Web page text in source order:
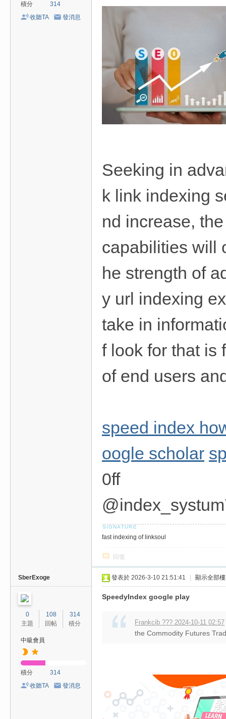
積分
314
收聽TA
發消息
Seeking in
k link indexing
nd increase,
capabilities will
he strength of
y url indexing
take in
f look for that is
of end users
speed index
oogle scholar
0ff
fast indexing of linksoul
回復
SberExoge
0
主題
108
回帖
314
積分
中級會員
積分
314
收聽TA
發消息
發表於 2026-3-10 21:51:41 顯示全部
SpeedyIndex google play
Frankcib ??? 2024-10-11 02:57
the Commodity Futures